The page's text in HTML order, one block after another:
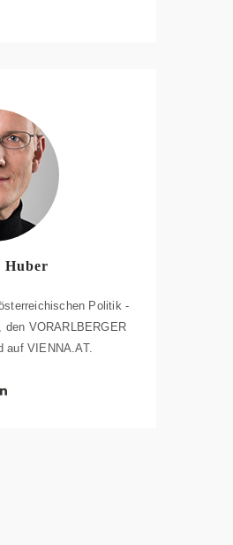
Huber
Politik -
den VORARLBERGER
auf VIENNA.AT.